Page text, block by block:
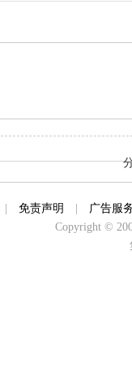
免责声明
广告服
Copyright ©